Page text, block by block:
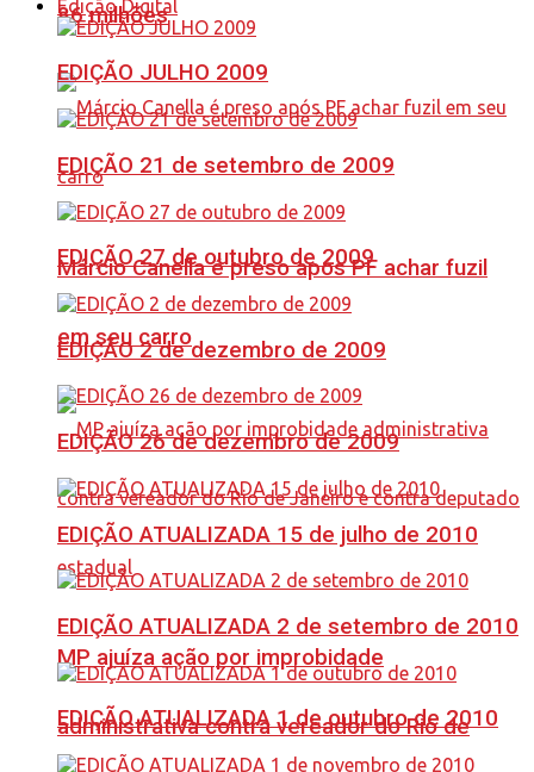
86 milhões
Márcio Canella é preso após PF achar fuzil
em seu carro
MP ajuíza ação por improbidade
administrativa contra vereador do Rio de
Edição Digital
EDIÇÃO JULHO 2009
EDIÇÃO 21 de setembro de 2009
EDIÇÃO 27 de outubro de 2009
EDIÇÃO 2 de dezembro de 2009
EDIÇÃO 26 de dezembro de 2009
EDIÇÃO ATUALIZADA 15 de julho de 2010
EDIÇÃO ATUALIZADA 2 de setembro de 2010
EDIÇÃO ATUALIZADA 1 de outubro de 2010